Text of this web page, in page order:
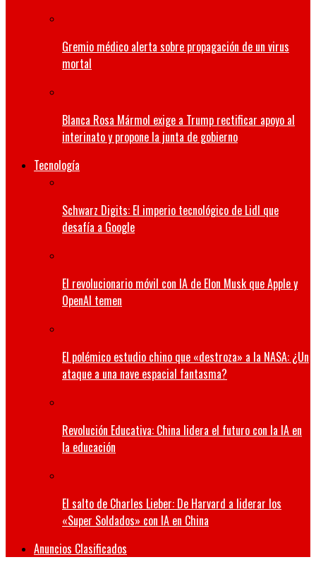
Gremio médico alerta sobre propagación de un virus
mortal
Blanca Rosa Mármol exige a Trump rectificar apoyo al
interinato y propone la junta de gobierno
Tecnología
Schwarz Digits: El imperio tecnológico de Lidl que
desafía a Google
El revolucionario móvil con IA de Elon Musk que Apple y
OpenAI temen
El polémico estudio chino que «destroza» a la NASA: ¿Un
ataque a una nave espacial fantasma?
Revolución Educativa: China lidera el futuro con la IA en
la educación
El salto de Charles Lieber: De Harvard a liderar los
«Super Soldados» con IA en China
Anuncios Clasificados